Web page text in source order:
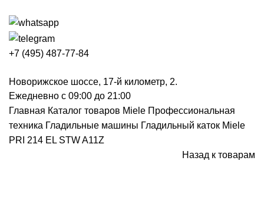
+7 (495) 487-77-84
Новорижское шоссе, 17-й километр, 2.
Ежедневно с 09:00 до 21:00
Главная Каталог товаров Miele Профессиональная
техника Гладильные машины Гладильный каток Miele
PRI 214 EL STW A11Z
Назад к товарам